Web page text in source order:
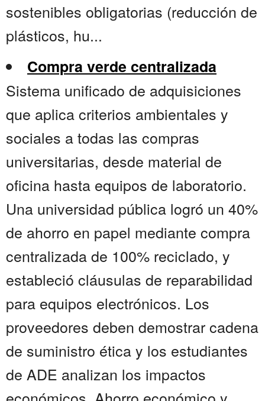
sostenibles obligatorias (reducción de
plásticos, hu...
Compra verde centralizada
Sistema unificado de adquisiciones
que aplica criterios ambientales y
sociales a todas las compras
universitarias, desde material de
oficina hasta equipos de laboratorio.
Una universidad pública logró un 40%
de ahorro en papel mediante compra
centralizada de 100% reciclado, y
estableció cláusulas de reparabilidad
para equipos electrónicos. Los
proveedores deben demostrar cadena
de suministro ética y los estudiantes
de ADE analizan los impactos